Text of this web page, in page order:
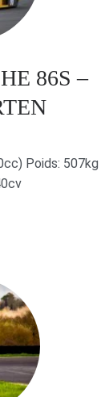
86S –
Poids: 507kg